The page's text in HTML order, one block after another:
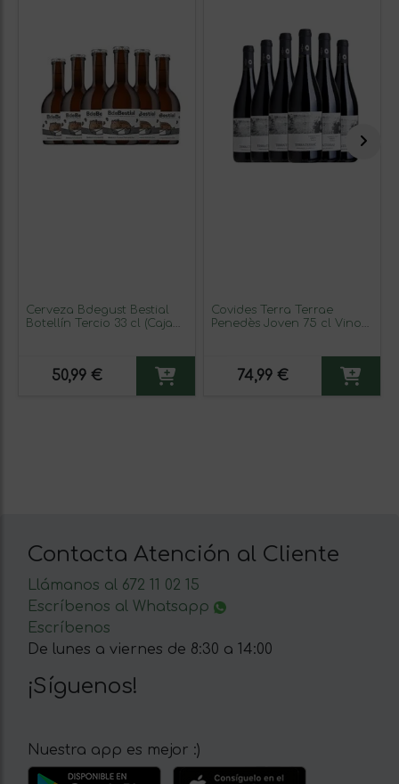
Cerveza Bdegust Bestial
Botellín Tercio 33 cl (Caja
50,99 €
Covides Terra Terrae
Penedès Joven 75 cl Vino
74,99 €
Contacta Atención al Cliente
Llámanos al 672 11 02 15
Escríbenos al Whatsapp
Escríbenos
De lunes a viernes de 8:30 a 14:00
¡Síguenos!
Nuestra app es mejor :)